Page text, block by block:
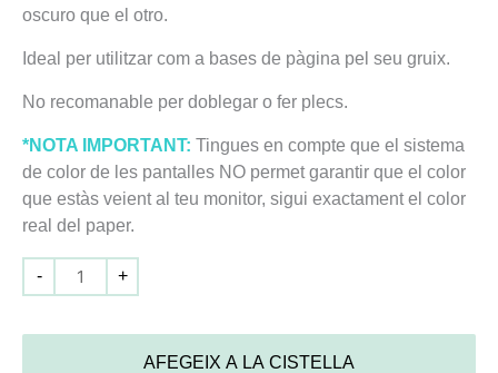
oscuro que el otro.
Ideal per utilitzar com a bases de pàgina pel seu gruix.
No recomanable per doblegar o fer plecs.
*NOTA IMPORTANT: Tingues en compte que el sistema
de color de les pantalles NO permet garantir que el color
que estàs veient al teu monitor, sigui exactament el color
real del paper.
- +
AFEGEIX A LA CISTELLA